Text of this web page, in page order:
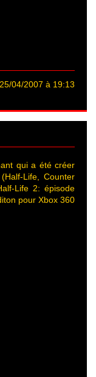
04/2007 à 19:13
qui a été créer
Life, Counter
Life 2: épisode
pour Xbox 360